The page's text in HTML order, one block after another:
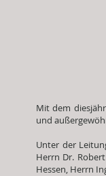
Mit dem
und
Unter der
Herrn Dr.
Hessen, Herrn